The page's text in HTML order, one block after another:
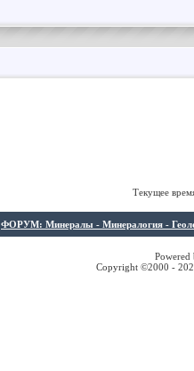
Текущее
ФОРУМ: Минералы - Минералогия -
Copyright ©2000 -